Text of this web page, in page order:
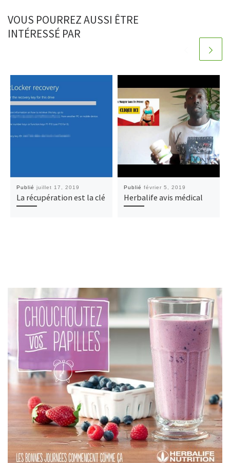
VOUS POURREZ AUSSI ÊTRE
INTÉRESSÉ PAR
Publié juillet 17, 2019
La récupération est la clé
Publié février 5, 2019
Herbalife avis médical